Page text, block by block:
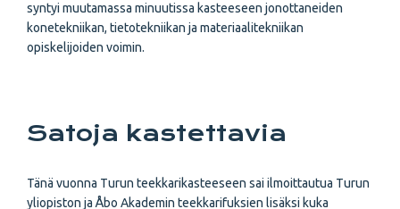
syntyi muutamassa minuutissa kasteeseen jonottaneiden
konetekniikan, tietotekniikan ja materiaalitekniikan
opiskelijoiden voimin.
Satoja kastettavia
Tänä vuonna Turun teekkarikasteeseen sai ilmoittautua Turun
yliopiston ja Åbo Akademin teekkarifuksien lisäksi kuka